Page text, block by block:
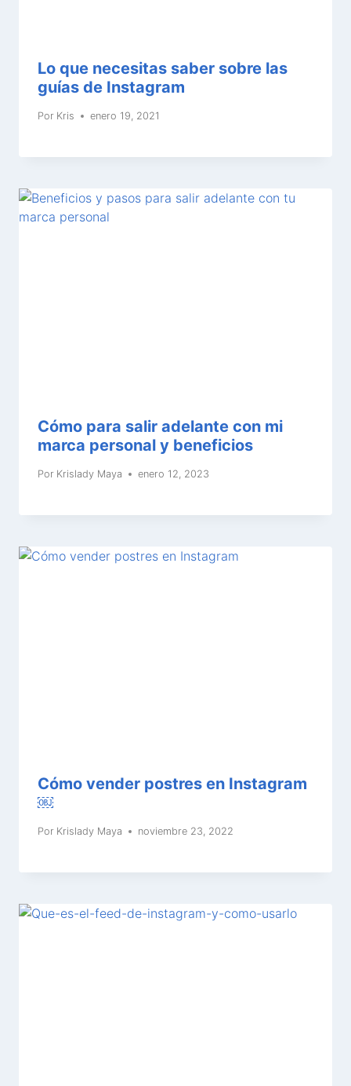
Lo que necesitas saber sobre las
guías de Instagram
Por Kris enero 19, 2021
Cómo para salir adelante con mi
marca personal y beneficios
Por Krislady Maya enero 12, 2023
Cómo vender postres en Instagram
￼
Por Krislady Maya noviembre 23, 2022